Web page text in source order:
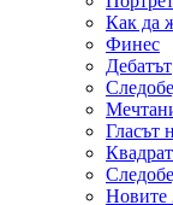
Как да
Финес
Дебатът
Гласът
Новите